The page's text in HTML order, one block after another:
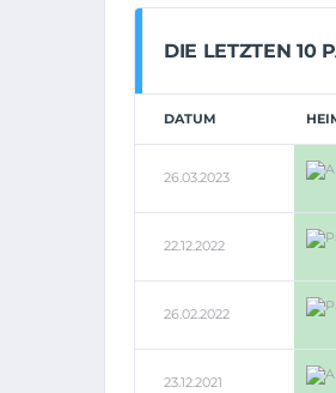
DIE LETZTEN 10
DATUM
26.03.2023
22.12.2022
26.02.2022
23.12.2021